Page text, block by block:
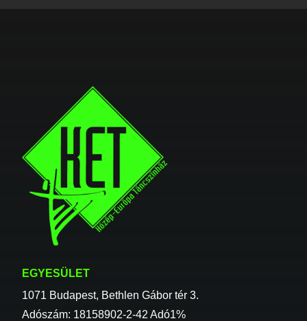
EGYESÜLET
1071 Budapest, Bethlen Gábor tér 3.
Adószám: 18158902-2-42 Adó1%